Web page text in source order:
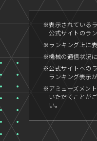
※表示されている
公式サイトのラ
※ランキング上に
※機械の通信状況
※公式サイトへの
ランキング表示
※アミューズメン
いただくことが
い。